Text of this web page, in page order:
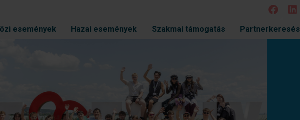
események Hazai események Szakmai támogatás Partnerkeresés
és közös